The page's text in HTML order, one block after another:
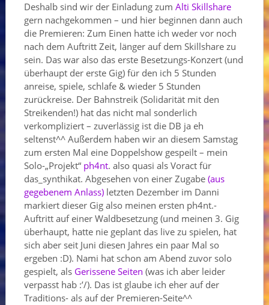
Deshalb sind wir der Einladung zum Alti Skillshare
gern nachgekommen – und hier beginnen dann auch
die Premieren: Zum Einen hatte ich weder vor noch
nach dem Auftritt Zeit, länger auf dem Skillshare zu
sein. Das war also das erste Besetzungs-Konzert (und
überhaupt der erste Gig) für den ich 5 Stunden
anreise, spiele, schlafe & wieder 5 Stunden
zurückreise. Der Bahnstreik (Solidarität mit den
Streikenden!) hat das nicht mal sonderlich
verkompliziert – zuverlässig ist die DB ja eh
seltenst^^ Außerdem haben wir an diesem Samstag
zum ersten Mal eine Doppelshow gespeilt – mein
Solo-„Projekt“ ph4nt. also quasi als Voract für
das_synthikat. Abgesehen von einer Zugabe (aus
gegebenem Anlass)letzten Dezember im Danni
markiert dieser Gig also meinen ersten ph4nt.-
Auftritt auf einer Waldbesetzung (und meinen 3. Gig
überhaupt, hatte nie geplant das live zu spielen, hat
sich aber seit Juni diesen Jahres ein paar Mal so
ergeben :D). Nami hat schon am Abend zuvor solo
gespielt, als Gerissene Seiten (was ich aber leider
verpasst hab :’/). Das ist glaube ich eher auf der
Traditions- als auf der Premieren-Seite^^